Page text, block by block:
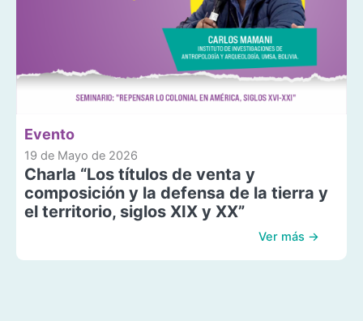
Evento
19 de Mayo de 2026
Charla “Los títulos de venta y
composición y la defensa de la tierra y
el territorio, siglos XIX y XX”
Ver más →